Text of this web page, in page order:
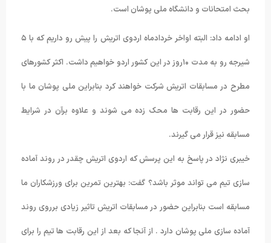
بحث امتحانات و دانشگاه ملی پوشان است.
او ادامه داد: البته اواخر خردادماه اردوی اتریش را پیش رو داریم که با ۵
شیرجه رو به مدت ۱۰روز در این کشور اردو خواهیم داشت. اکثر کشورهای
مطرح در مسابقات اتریش شرکت خواهند کرد بنابراین ملی پوشان ما با
حضور در این رقابت ها محک زده می شوند و علاوه برآن در شرایط
مسابقه نیز قرار می گیرند.
خیبری نژاد در پاسخ به این پرسش که اردوی اتریش چقدر در روند آماده
سازی تیم می تواند موثر باشد؟ گفت: بهترین تمرین برای ورزشکاران ما
مسابقه است بنابراین حضور در مسابقات اتریش تاثیر زیادی برروی روند
آماده سازی ملی پوشان دارد . از آنجا که بعد از این رقابت ها تیم را برای